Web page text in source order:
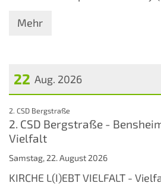
Mehr
22 Aug. 2026
Datum: 22. August 2026
2. CSD Bergstraße
2. CSD Bergstraße -
Vielfalt
Samstag, 22. August 2026
KIRCHE L(I)EBT VIELFALT -